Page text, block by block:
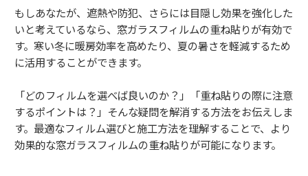
もしあなたが、遮熱や防犯、さらには目隠し効果を強化した
いと考えているなら、窓ガラスフィルムの重ね貼りが有効で
す。寒い冬に暖房効率を高めたり、夏の暑さを軽減するため
に活用することができます。
「どのフィルムを選べば良いのか？」「重ね貼りの際に注意
するポイントは？」そんな疑問を解消する方法をお伝えしま
す。最適なフィルム選びと施工方法を理解することで、より
効果的な窓ガラスフィルムの重ね貼りが可能になります。